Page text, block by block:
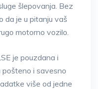
šlepovanja. Bez
da je u pitanju vaš
motorno vozilo.
je pouzdana i
pošteno i savesno
više od jedne